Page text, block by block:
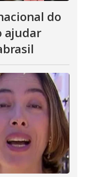
do
ajudar